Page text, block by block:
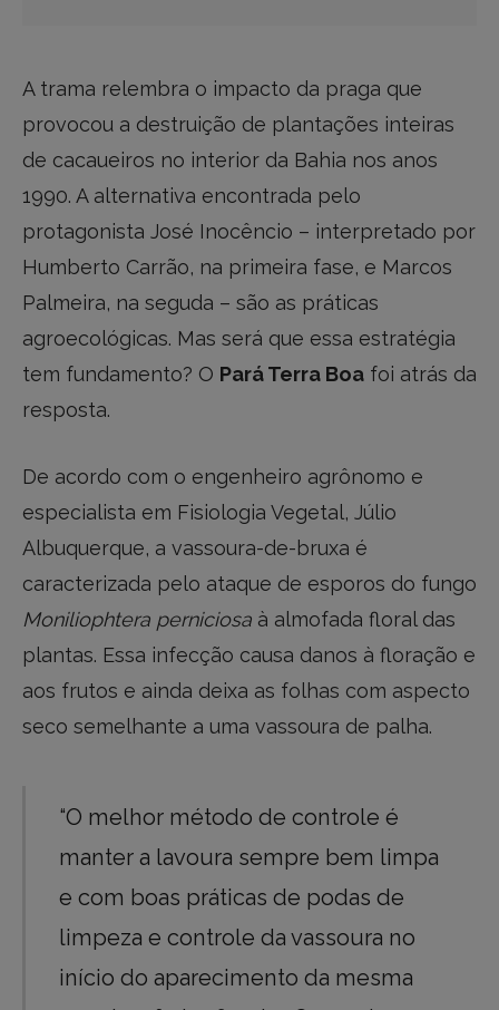
A trama relembra o impacto da praga que
provocou a destruição de plantações inteiras
de cacaueiros no interior da Bahia nos anos
1990. A alternativa encontrada pelo
protagonista José Inocêncio – interpretado por
Humberto Carrão, na primeira fase, e Marcos
Palmeira, na seguda – são as práticas
agroecológicas. Mas será que essa estratégia
tem fundamento? O Pará Terra Boa foi atrás da
resposta.
De acordo com o engenheiro agrônomo e
especialista em Fisiologia Vegetal, Júlio
Albuquerque, a vassoura-de-bruxa é
caracterizada pelo ataque de esporos do fungo
Moniliophtera perniciosa à almofada floral das
plantas. Essa infecção causa danos à floração e
aos frutos e ainda deixa as folhas com aspecto
seco semelhante a uma vassoura de palha.
“O melhor método de controle é
manter a lavoura sempre bem limpa
e com boas práticas de podas de
limpeza e controle da vassoura no
início do aparecimento da mesma